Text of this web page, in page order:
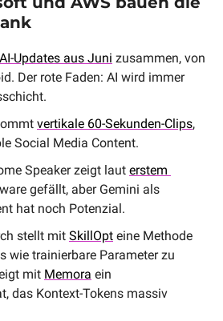
AI-Updates aus Juni zusammen, von
Der rote Faden: AI wird immer
vertikale 60-Sekunden-Clips,
Social Media Content.
Speaker zeigt laut erstem
gefällt, aber Gemini als
hat noch Potenzial.
stellt mit SkillOpt eine Methode
wie trainierbare Parameter zu
mit Memora ein
das Kontext-Tokens massiv